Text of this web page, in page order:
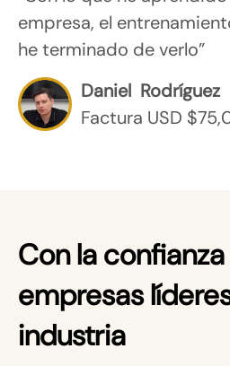
empresa, el
he terminado de verlo”
Daniel Rodríguez
Factura USD
Con la
empresas
industria